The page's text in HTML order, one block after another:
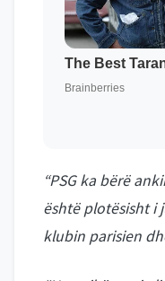
“PSG ka bërë
është plotësisht i
klubin parisien